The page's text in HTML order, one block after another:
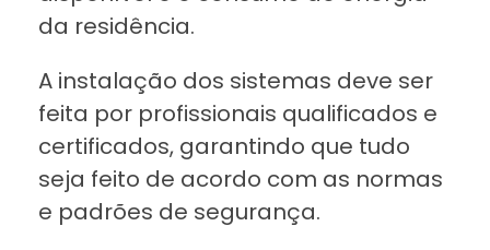
da residência.
A instalação dos sistemas deve ser
feita por profissionais qualificados e
certificados, garantindo que tudo
seja feito de acordo com as normas
e padrões de segurança.